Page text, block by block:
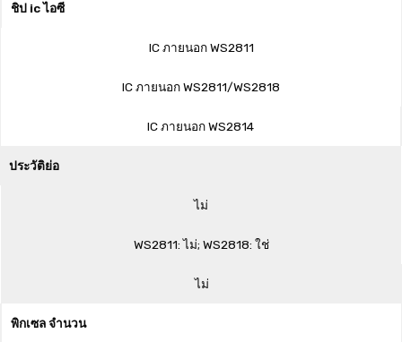
ชิป ic ไอซี
IC ภายนอก WS2811
IC ภายนอก WS2811/WS2818
IC ภายนอก WS2814
ประวัติย่อ
ไม่
WS2811: ไม่; WS2818: ใช่
ไม่
พิกเซล จำนวน